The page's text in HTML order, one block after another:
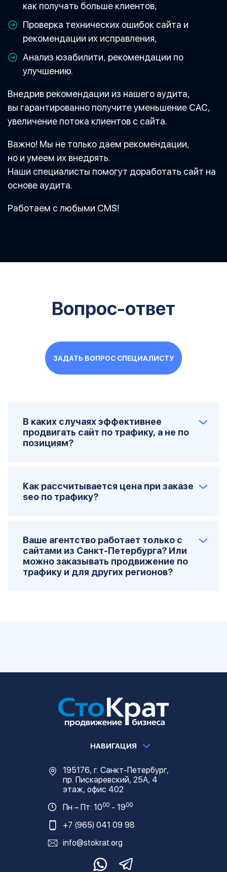
как получать больше клиентов,
Проверка технических ошибок сайта и
рекомендации их исправления,
Анализ юзабилити, рекомендации по
улучшению.
Внедрив рекомендации из нашего аудита,
вы гарантированно получите уменьшение CAC,
увеличение потока клиентов с сайта.
Важно! Мы не только даем рекомендации,
но и умеем их внедрять.
Наши специалисты помогут доработать сайт на
основе аудита.
Работаем с любыми CMS!
Вопрос-ответ
ЗАДАТЬ ВОПРОС СПЕЦИАЛИСТУ
В каких случаях эффективнее
продвигать сайт по трафику, а не по
позициям?
Как рассчитывается цена при заказе
seo по трафику?
Ваше агентство работает только с
сайтами из Санкт-Петербурга? Или
можно заказывать продвижение по
трафику и для других регионов?
НАВИГАЦИЯ
195176, г. Санкт-Петербург,
пр. Пискаревский, 25А, 4
этаж, офис 402
Пн – Пт: 1000 - 1900
+7 (965) 041 09 98
info@stokrat.org